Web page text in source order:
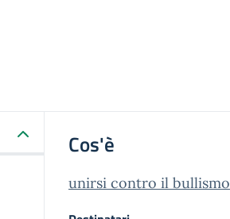
Cos'è
unirsi contro il bullismo